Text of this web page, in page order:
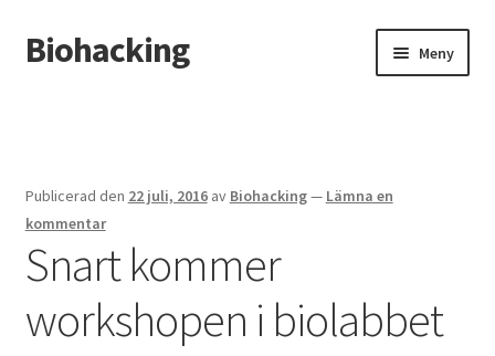
Hoppa
till
Hoppa
till
Biohacking Meny
Butik
Insättning av chip i handen
Instructions for the tDCS device
Publicerad den 22 juli, 2016 av Biohacking— Lämna en
kommentar
Snart kommer
workshopen i biolabbet